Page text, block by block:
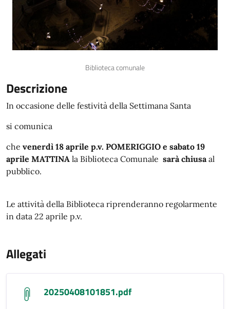
Biblioteca comunale
Descrizione
In occasione delle festività della Settimana Santa
si comunica
che venerdì 18 aprile p.v. POMERIGGIO e sabato 19
aprile MATTINA la Biblioteca Comunale sarà chiusaal
pubblico.
Le attività della Biblioteca riprenderanno regolarmente
in data 22 aprile p.v.
Allegati
20250408101851.pdf